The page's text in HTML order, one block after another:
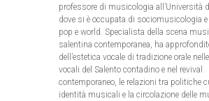
professore di musicologia all’Università
dove si è occupata di sociomusicologia
pop e world. Specialista della scena
salentina contemporanea, ha
dell’estetica vocale di tradizione orale
vocali del Salento contadino e nel revival
contemporaneo, le relazioni tra politiche
identità musicali e la circolazione delle